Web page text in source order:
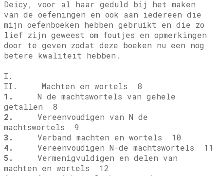
Deicy, voor al haar geduld bij het maken
van de oefeningen en ook aan iedereen die
mijn oefenboeken hebben gebruikt en die zo
lief zijn geweest om foutjes en opmerkingen
door te geven zodat deze boeken nu een nog
betere kwaliteit hebben.
I.
II. Machten en wortels 8
1.
N de machtswortels van gehele
getallen 8
2.
Vereenvoudigen van N de
machtswortels 9
3.
Verband machten en wortels 10
4.
Vereenvoudigen N-de machtswortels 11
5.
Vermenigvuldigen en delen van
machten en wortels 12